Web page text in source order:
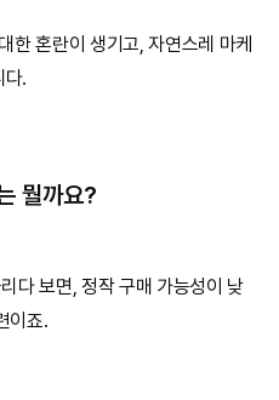
한 혼란이 생기고, 자연스레 마케
다.
뭘까요?
다 보면, 정작 구매 가능성이 낮
이죠.